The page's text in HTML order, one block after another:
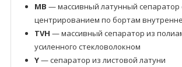
MB — массивный латунный сепаратор
центрированием по бортам
TVH — массивный сепаратор из
усиленного стекловолокном
Y— сепаратор из листовой латуни